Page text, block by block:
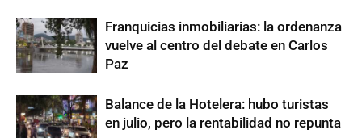
Franquicias inmobiliarias: la ordenanza
vuelve al centro del debate en Carlos
Paz
Balance de la Hotelera: hubo turistas
en julio, pero la rentabilidad no repunta